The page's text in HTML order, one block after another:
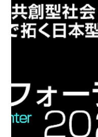
【イベント】2026年
ーファクトリーとの
いブランドへ～顧客
株式会社エーアイセキュ
会社インターファクトリ
いブランドへ～顧客を守
年版～ 」を開催します。
よる出荷停止、巧妙化す
ステム障害や情報漏えい
つ企業にとって「想定外
証明しました。 一度の